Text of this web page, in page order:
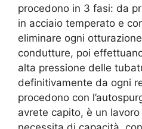
procedono in 3 fasi: da
in acciaio temperato e
eliminare ogni
condutture, poi
alta pressione delle
definitivamente da ogni
procedono con
avrete capito, è un